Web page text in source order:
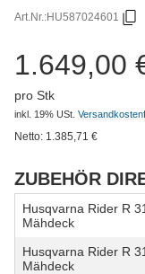
Art.Nr.:HU587024601
1.649,00
pro Stk
inkl. 19% USt.
Netto: 1.385,71 €
ZUBEHÖR
Husqvarna Rider R
Mähdeck
Husqvarna Rider R
Mähdeck